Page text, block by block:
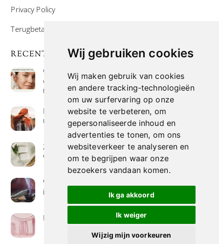
Wij gebruiken cookies
Wij maken gebruik van cookies
en andere tracking-technologieën
om uw surfervaring op onze
website te verbeteren, om
gepersonaliseerde inhoud en
advertenties te tonen, om ons
websiteverkeer te analyseren en
om te begrijpen waar onze
bezoekers vandaan komen.
Ik ga akkoord
Ik weiger
Wijzig mijn voorkeuren
Privacy Policy
Terugbetaal- en retourneringsbeleid
RECENTE POSTS
Wat is niacinamide? Voordelen, toepassingen en
waarom het overal in huidverzorgingsproducten
te vinden is
Hoe verf je haar op de meest natuurlijke manier
met henna kleuring
Zeep met een hoog vetgehalte: mythe of
werkelijkheid?
Wierook betekenis geven : geurende avonturen
in je huis
Het belang van collageen voor de huid